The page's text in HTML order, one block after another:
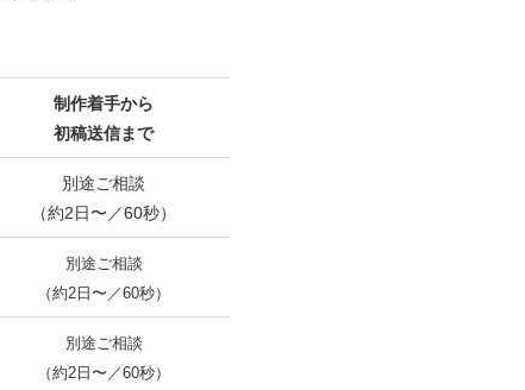
制作着手から
初稿送信まで
別途ご相談
（約2日〜／60秒）
別途ご相談
（約2日〜／60秒）
別途ご相談
（約2日〜／60秒）